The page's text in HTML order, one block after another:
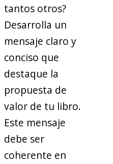
tantos otros?
Desarrolla un
mensaje claro y
conciso que
destaque la
propuesta de
valor de tu libro.
Este mensaje
debe ser
coherente en